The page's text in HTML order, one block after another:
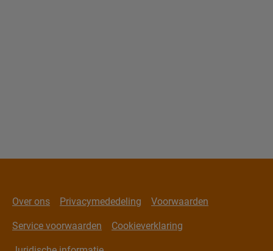
Over ons Privacymededeling Voorwaarden
Service voorwaarden Cookieverklaring